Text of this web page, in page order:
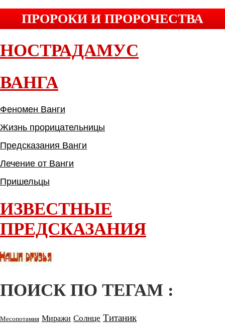
ПРОРОКИ И ПРОРОЧЕСТВА
НОСТРАДАМУС
ВАНГА
Феномен Ванги
Жизнь прорицательницы
Предсказания Ванги
Лечение от Ванги
Пришельцы
ИЗВЕСТНЫЕ
ПРЕДСКАЗАНИЯ
ПОИСК ПО ТЕГАМ :
Месопотамия Миражи Солнце Титаник